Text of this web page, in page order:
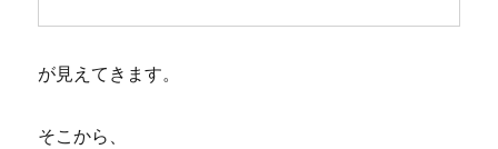
が見えてきます。
そこから、